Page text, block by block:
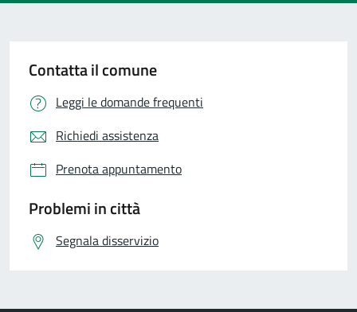
Contatta il comune
Leggi le domande frequenti
Richiedi assistenza
Prenota appuntamento
Problemi in città
Segnala disservizio